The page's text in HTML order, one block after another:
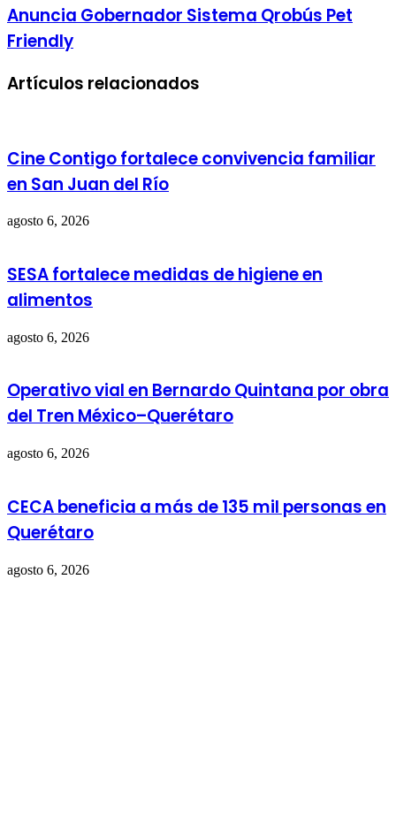
Anuncia Gobernador Sistema Qrobús Pet
Friendly
Artículos relacionados
Cine Contigo fortalece convivencia familiar
en San Juan del Río
agosto 6, 2026
SESA fortalece medidas de higiene en
alimentos
agosto 6, 2026
Operativo vial en Bernardo Quintana por obra
del Tren México–Querétaro
agosto 6, 2026
CECA beneficia a más de 135 mil personas en
Querétaro
agosto 6, 2026